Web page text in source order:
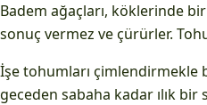
Badem ağaçları, köklerinde
sonuç vermez ve çürürler.
İşe tohumları çimlendirmekle
geceden sabaha kadar ılık